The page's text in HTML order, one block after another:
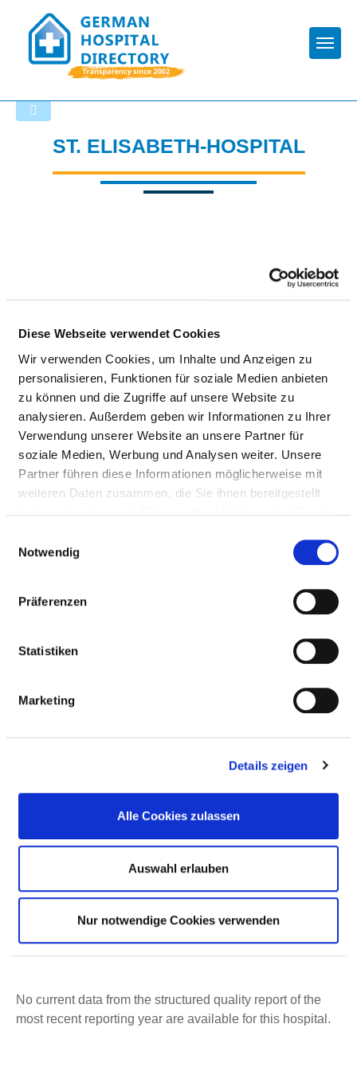
Diese Webseite verwendet Cookies
Wir verwenden Cookies, um Inhalte und Anzeigen zu
personalisieren, Funktionen für soziale Medien anbieten
zu können und die Zugriffe auf unsere Website zu
analysieren. Außerdem geben wir Informationen zu Ihrer
Verwendung unserer Website an unsere Partner für
soziale Medien, Werbung und Analysen weiter. Unsere
Partner führen diese Informationen möglicherweise mit
weiteren Daten zusammen, die Sie ihnen bereitgestellt
Notwendig
Präferenzen
Statistiken
Marketing
Details zeigen
Alle Cookies zulassen
Auswahl erlauben
Nur notwendige Cookies verwenden
ST. ELISABETH-HOSPITAL
ST. ELISABETH-HOSPITAL
Bleichstraße 15
Phone:0234-509-3700
No current data from the structured quality report of the
most recent reporting year are available for this hospital.